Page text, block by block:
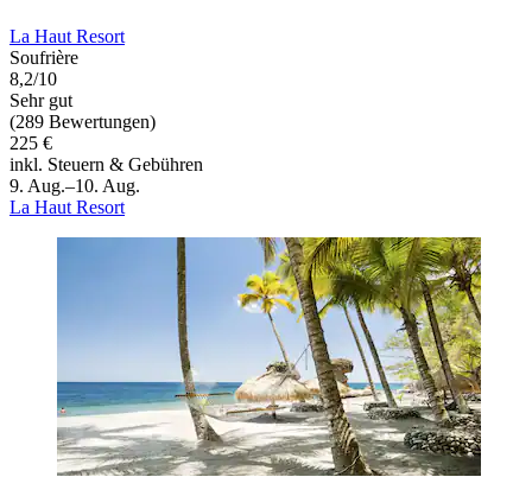
La Haut Resort
Soufrière
8,2/10
Sehr gut
(289 Bewertungen)
225 €
inkl. Steuern & Gebühren
9. Aug.–10. Aug.
La Haut Resort